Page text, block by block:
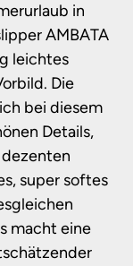
in
AMBATA
leichtes
Die
bei diesem
Details,
super softes
macht eine